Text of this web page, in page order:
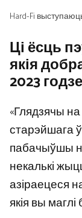
Hard-Fi
Ці ёсць
якія
2023
«Глядзячы
старэйшага
пабачыўшы
некалькі
азіраецеся
якія вы